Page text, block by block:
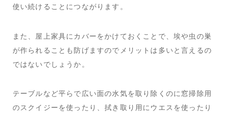
使い続けることにつながります。
また、屋上家具にカバーをかけておくことで、埃や虫の巣
が作られることも防げますのでメリットは多いと言えるの
ではないでしょうか。
テーブルなど平らで広い面の水気を取り除くのに窓掃除用
のスクイジーを使ったり、拭き取り用にウエスを使ったり